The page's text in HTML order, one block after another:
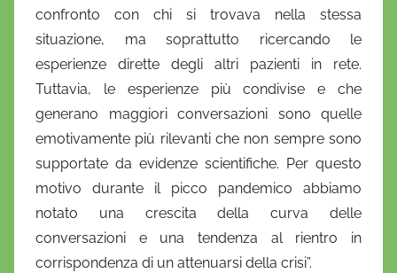
confronto con chi si trovava nella stessa
situazione, ma soprattutto ricercando le
esperienze dirette degli altri pazienti in rete.
Tuttavia, le esperienze più condivise e che
generano maggiori conversazioni sono quelle
emotivamente più rilevanti che non sempre sono
supportate da evidenze scientifiche. Per questo
motivo durante il picco pandemico abbiamo
notato una crescita della curva delle
conversazioni e una tendenza al rientro in
corrispondenza di un attenuarsi della crisi”.